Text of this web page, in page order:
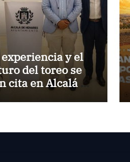
experiencia y el
del toreo se
cita en Alcalá de